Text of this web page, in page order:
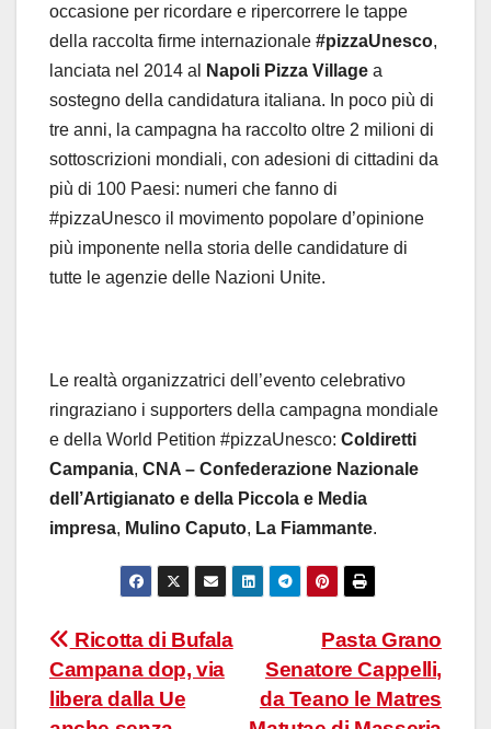
occasione per ricordare e ripercorrere le tappe
della raccolta firme internazionale #pizzaUnesco,
lanciata nel 2014 al
Napoli Pizza Village a
sostegno della candidatura italiana. In poco più di
tre anni, la campagna ha raccolto oltre 2 milioni di
sottoscrizioni mondiali, con adesioni di cittadini da
più di 100 Paesi: numeri che fanno di
#pizzaUnesco il movimento popolare d’opinione
più imponente nella storia delle candidature di
tutte le agenzie delle Nazioni Unite.
Le realtà organizzatrici dell’evento celebrativo
ringraziano i supporters della campagna mondiale
e della World Petition #pizzaUnesco: Coldiretti
Campania, CNA – Confederazione Nazionale
dell’Artigianato e della Piccola e Media
impresa, Mulino Caputo, La Fiammante.
Navigazione
articoli
Pasta Grano
Senatore Cappelli,
da Teano le Matres
Ricotta di Bufala
Campana dop, via
libera dalla Ue